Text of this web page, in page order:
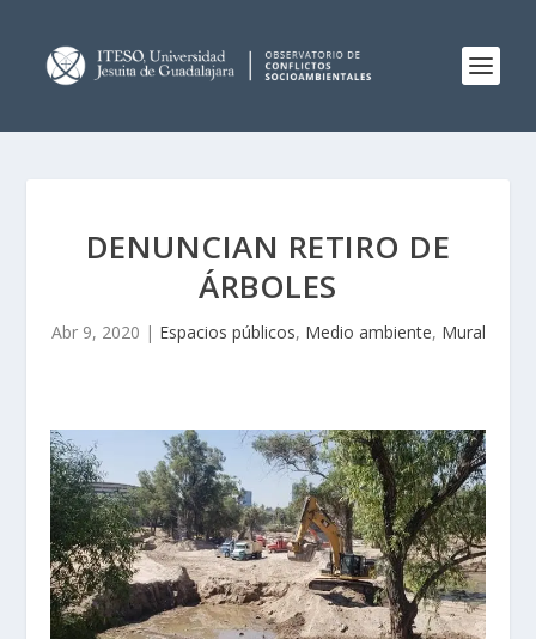
DENUNCIAN RETIRO DE
ÁRBOLES
Abr 9, 2020 | Espacios públicos, Medio ambiente, Mural